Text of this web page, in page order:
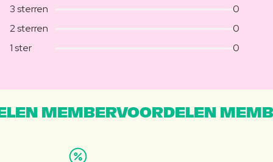
3 sterren
0
2 sterren
0
1 ster
0
MEMBERVOORDELEN